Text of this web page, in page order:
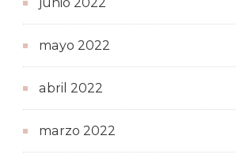
mayo 2022
abril 2022
marzo 2022